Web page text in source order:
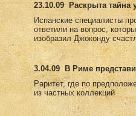
23.10.09
Раскрыта
Испанские специалисты
ответили на вопрос,
изобразил Джоконду
3.04.09 В Риме
Раритет, где по
из частных коллекций